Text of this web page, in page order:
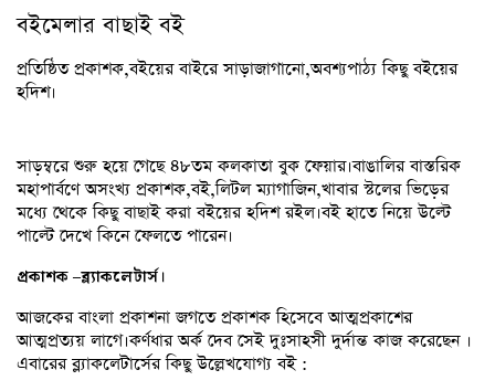
বইমেলার বাছাই বই
প্রতিষ্ঠিত প্রকাশক,বইয়ের বাইরে সাড়াজাগানো,অবশ্যপাঠ্য কিছু বইয়ের
হদিশ।
সাড়ম্বরে শুরু হয়ে গেছে ৪৮তম কলকাতা বুক ফেয়ার।বাঙালির বাস্তরিক
মহাপার্বণে অসংখ্য প্রকাশক,বই,লিটল ম্যাগাজিন,খাবার স্টলের ভিড়ের
মধ্যে থেকে কিছু বাছাই করা বইয়ের হদিশ রইল।বই হাতে নিয়ে উল্টে
পাল্টে দেখে কিনে ফেলতে পারেন।
প্রকাশক–ব্ল্যাকলেটার্স।
আজকের বাংলা প্রকাশনা জগতে প্রকাশক হিসেবে আত্মপ্রকাশের
আত্মপ্রত্যয় লাগে।কর্ণধার অর্ক দেব সেই দুঃসাহসী দুর্দান্ত কাজ করেছেন ।
এবারের ব্ল্যাকলেটার্সের কিছু উল্লেখযোগ্য বই :